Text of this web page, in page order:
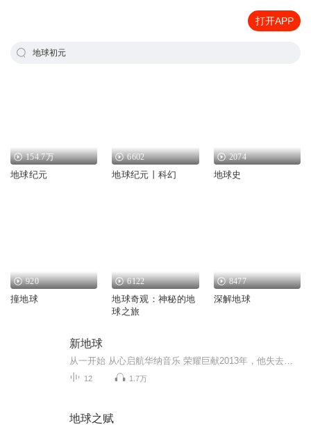
打开APP
地球初元
154.7万
地球纪元
6602
地球纪元丨科幻
2074
地球史
920
撞地球
6122
地球奇观：神秘的地
球之旅
8477
深解地球
新地球
12 1.7万
地球之赋